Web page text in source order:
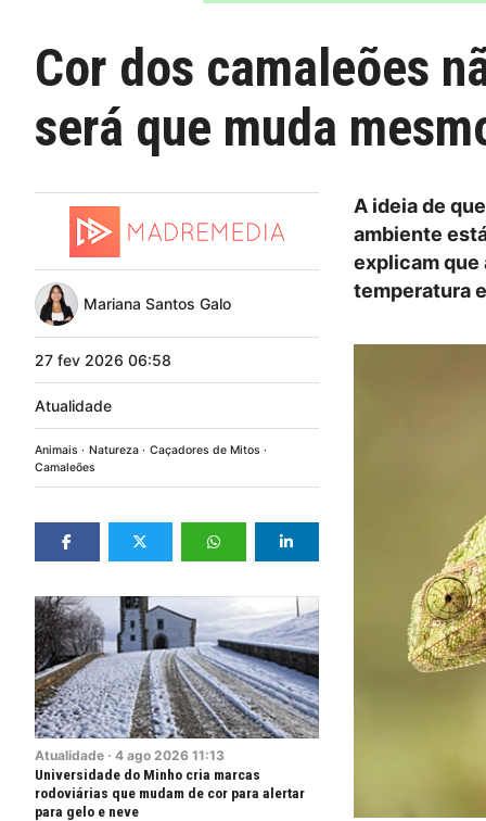
Cor dos camaleões
será que muda
Mariana Santos Galo
27 fev 2026 06:58
Atualidade
Animais Natureza
Caçadores de Mitos
Camaleões
Atualidade · 4 ago 2026 11:13
Universidade do Minho cria marcas
rodoviárias que mudam de cor para alertar
para gelo e neve
A ideia de
ambiente
explicam que
temperatura